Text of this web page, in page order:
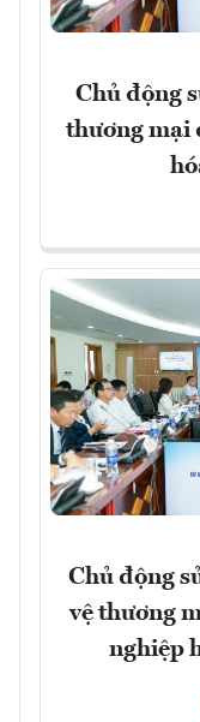
Chủ động
thương mại
Chủ động
vệ thương
nghiệp